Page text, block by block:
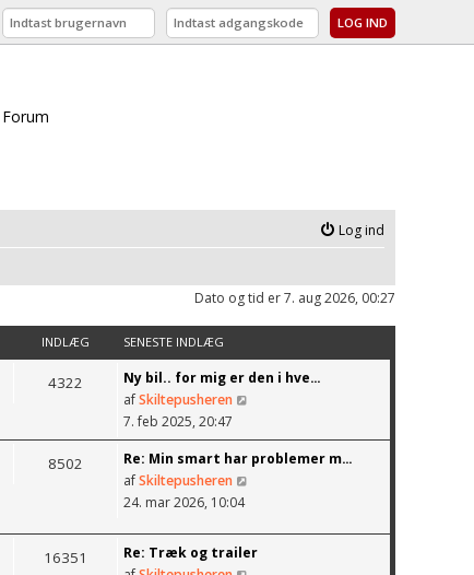
Forum
Log ind
Dato og tid er 7. aug 2026, 00:27
INDLÆG SENESTE INDLÆG
4322
Ny bil.. for mig er den i hve…
afSkiltepusheren
i
s
d
e
s
e
7. feb 2025, 20:47
8502
Re: Min smart har problemer m…
afSkiltepusheren
V
s
d
24. mar 2026, 10:04
16351
Re: Træk og trailer